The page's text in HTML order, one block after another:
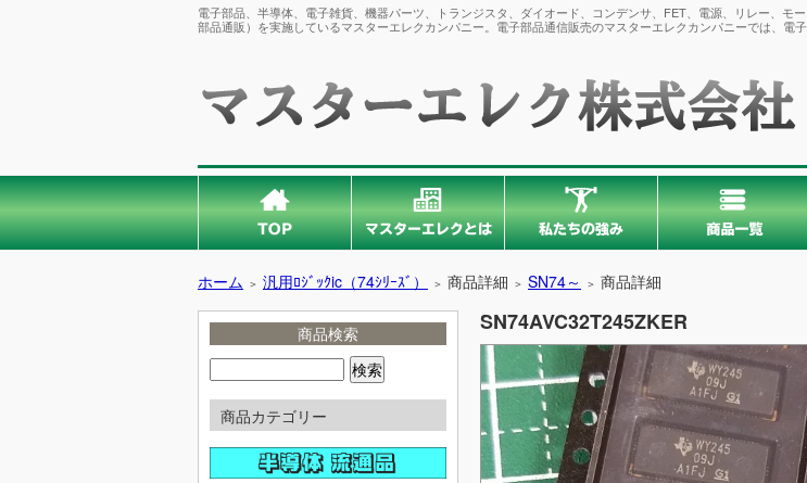
電子部品、半導体、電子雑貨、機器パーツ、トランジスタ、ダイオード、コンデンサ、FET、電源、リレー、
部品通販）を実施しているマスターエレクカンパニー。電子部品通信販売のマスターエレクカンパニーでは、電
ホーム ＞ 汎用ﾛｼﾞｯｸic（74ｼﾘｰｽﾞ） ＞ 商品詳細 ＞ SN74～ ＞ 商品詳細
商品検索
商品カテゴリー
SN74AVC32T245ZKER